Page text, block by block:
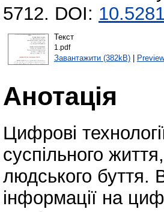
5712. DOI:
Текст
1.pdf
Завантажити (382kB)| Preview
Анотація
Цифрові
суспільного
людського буття.
інформації на